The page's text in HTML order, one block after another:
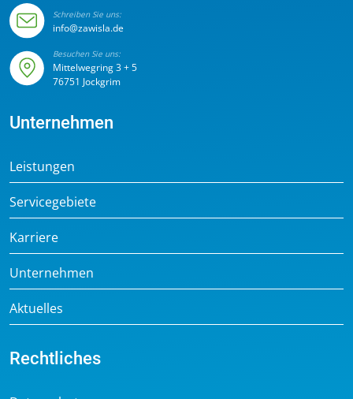
Schreiben Sie uns:
info@zawisla.de
Besuchen Sie uns:
Mittelwegring 3 + 5
76751 Jockgrim
Unternehmen
Leistungen
Servicegebiete
Karriere
Unternehmen
Aktuelles
Rechtliches